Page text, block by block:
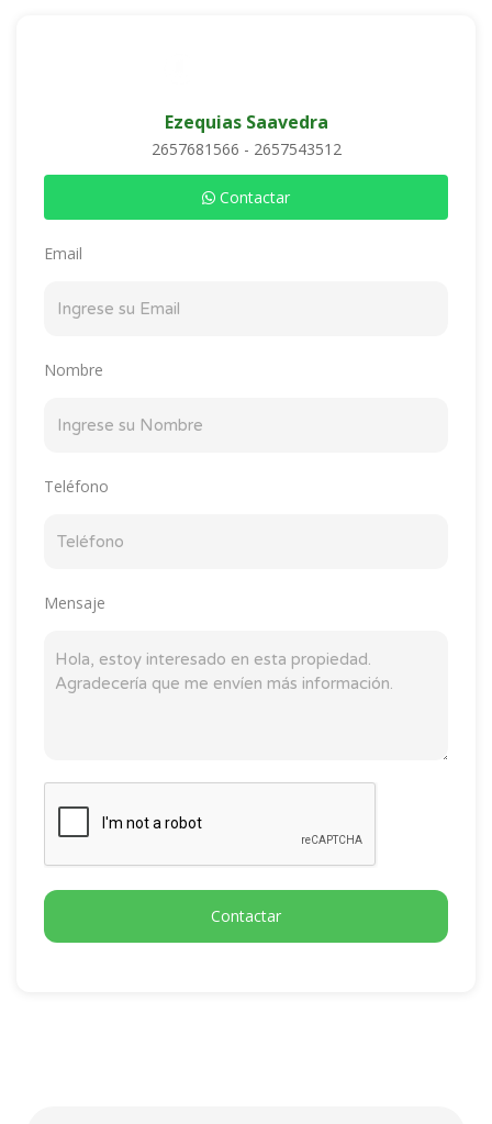
Ezequias Saavedra
2657681566 - 2657543512
Contactar
Email
Nombre
Teléfono
Mensaje
Contactar